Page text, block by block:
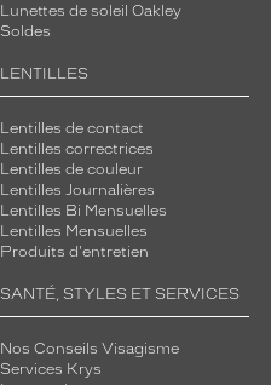
Lunettes de soleil Oakley
Soldes
LENTILLES
Lentilles de contact
Lentilles correctrices
Lentilles de couleur
Lentilles Journalières
Lentilles Bi Mensuelles
Lentilles Mensuelles
Produits d'entretien
SANTÉ, STYLES ET SERVICES
Nos Conseils Visagisme
Services Krys